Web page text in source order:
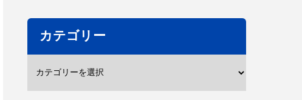
カテゴリー